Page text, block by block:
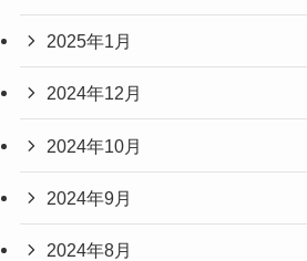
2025年1月
2024年12月
2024年10月
2024年9月
2024年8月